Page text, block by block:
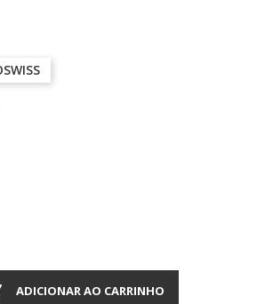
ADICIONAR AO CARRINHO